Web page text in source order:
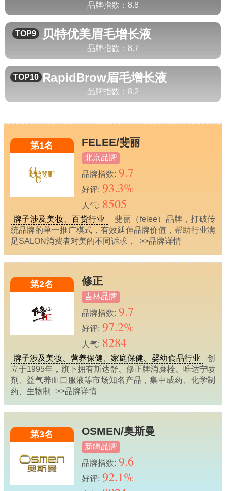
品牌指数： 8.8
TOP9 贝特优美眉毛增长液
品牌指数： 8.7
TOP10 RapidBrow眉毛增长液
品牌指数： 8.2
第1名 FELEE/斐丽
北京品牌
品牌指数: 9.7
好评: 93.3%
人气: 8505
牌子涉及美妆、百货行业
斐丽（felee）品牌，打破传
统品牌的单一推广模式，有效延伸品牌价值，帮助行业满
足SALON消费者对美的不同诉求，
>>品牌详情
第2名 修正
吉林品牌
品牌指数: 9.7
好评: 97.2%
人气: 8284
牌子涉及美妆、营养保健、家庭保健、婴幼食品行业
创
立于1995年，旗下拥有斯达舒、修正牌消糜栓、唯达宁喷
剂、益气养血口服液等市场知名产品，集中成药、化学制
药、生物制
>>品牌详情
第3名 OSMEN/奥斯曼
新疆品牌
品牌指数: 9.6
好评: 92.1%